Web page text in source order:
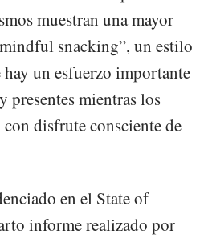
muestran una mayor
snacking”, un estilo
un esfuerzo importante
presentes mientras los
disfrute consciente de
en el State of
informe realizado por